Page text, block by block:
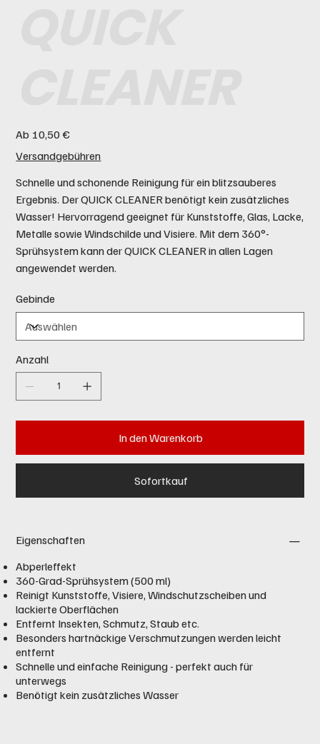
Ab 10,50 €
Versandgebühren
Schnelle und schonende Reinigung für ein blitzsauberes
Ergebnis. Der QUICK CLEANER benötigt kein zusätzliches
Wasser! Hervorragend geeignet für Kunststoffe, Glas, Lacke,
Metalle sowie Windschilde und Visiere. Mit dem 360°-
Sprühsystem kann der QUICK CLEANER in allen Lagen
angewendet werden.
Gebinde
Anzahl
In den Warenkorb
Sofortkauf
Eigenschaften
Abperleffekt
360-Grad-Sprühsystem (500 ml)
Reinigt Kunststoffe, Visiere, Windschutzscheiben und
lackierte Oberflächen
Entfernt Insekten, Schmutz, Staub etc.
Besonders hartnäckige Verschmutzungen werden leicht
entfernt
Schnelle und einfache Reinigung - perfekt auch für
unterwegs
Benötigt kein zusätzliches Wasser